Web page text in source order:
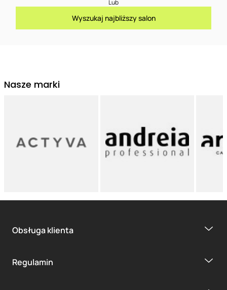
Lub
Wyszukaj najbliższy salon
Nasze marki
Obsługa klienta
Regulamin